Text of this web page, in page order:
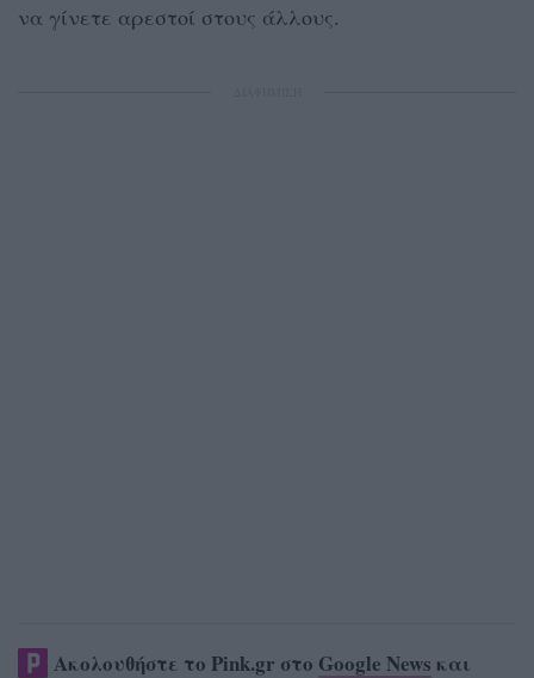
να γίνετε αρεστοί στους άλλους.
Ακολουθήστε το Pink.gr στο Google News και